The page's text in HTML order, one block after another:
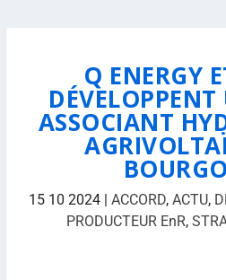
Q ENERGY
ASSOCIANT
15 10 2024 |ACCORD,ACTU,
PRODUCTEUR EnR,